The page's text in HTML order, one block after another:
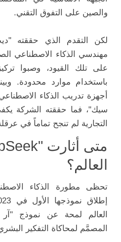
والصين على التفوق التقني.
لكن التقدم الذي حققته
مهندسي الذكاء الاصطناعي
على تلك القيود، وصبوا
باستخدام موارد محدودة.
أجهزة تدريب الذكاء
سيك"، فما حققته الشركة
التجارية لم تنجح تماماً في
العالم؟
تحظى مطورة الذكاء
العالم لمحة عن نموذج
المصمَّم لمحاكاة التفكير